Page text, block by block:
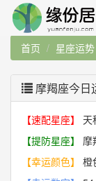
首页 星座运势
摩羯座今日
【速配星座】
天
【提防星座】
摩
【幸运颜色】
橙